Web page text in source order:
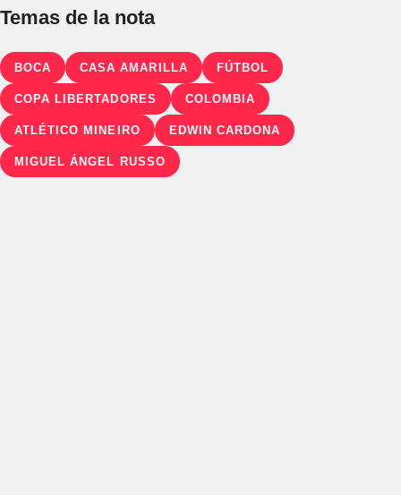
Temas de la nota
BOCA CASA AMARILLA FÚTBOL
COPA LIBERTADORES COLOMBIA
ATLÉTICO MINEIRO EDWIN CARDONA
MIGUEL ÁNGEL RUSSO